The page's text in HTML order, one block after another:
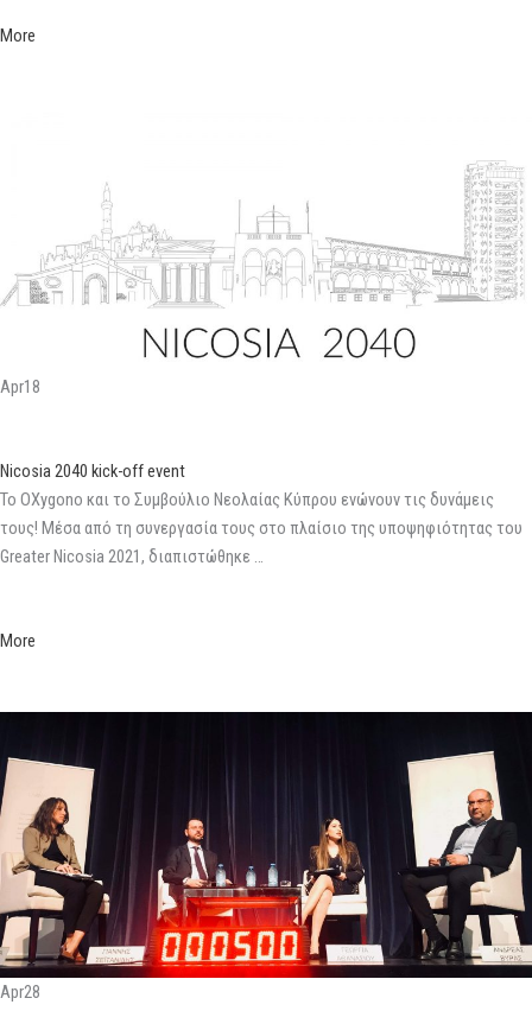
More
Apr18
Nicosia 2040 kick-off event
Το OXygono και το Συμβούλιο Νεολαίας Κύπρου ενώνουν τις δυνάμεις
τους! Μέσα από τη συνεργασία τους στο πλαίσιο της υποψηφιότητας του
Greater Nicosia 2021, διαπιστώθηκε …
More
Apr28